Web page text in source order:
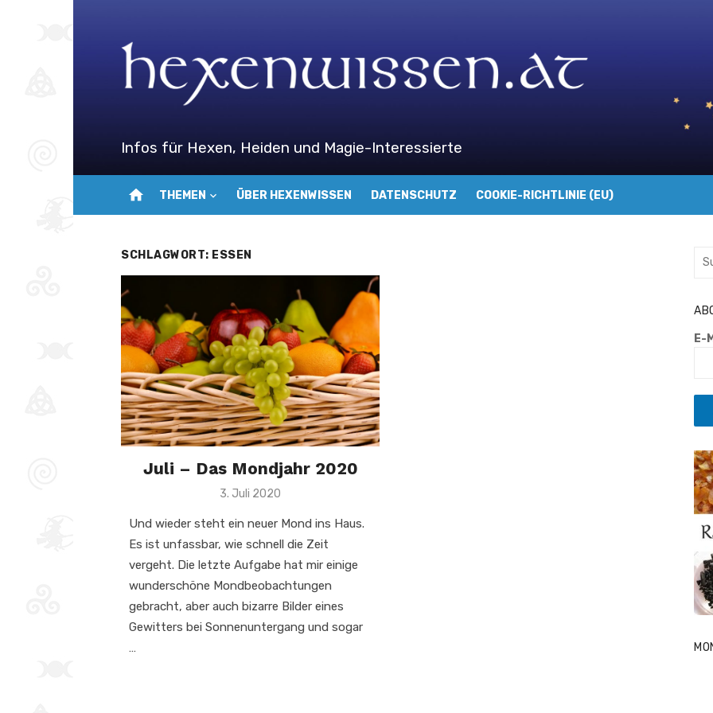
Infos für Hexen, Heiden und Magie-Interessierte
home THEMEN ÜBER HEXENWISSEN DATENSCHUTZ COOKIE-RICHTLINIE (EU)
SCHLAGWORT: ESSEN
Juli – Das Mondjahr 2020
Veröffentlicht
3. Juli 2020
Und wieder steht ein neuer Mond ins Haus.
Es ist unfassbar, wie schnell die Zeit
vergeht. Die letzte Aufgabe hat mir einige
wunderschöne Mondbeobachtungen
gebracht, aber auch bizarre Bilder eines
Gewitters bei Sonnenuntergang und sogar
…
E-